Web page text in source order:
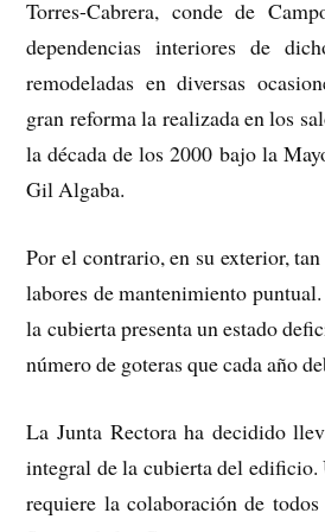
Torres-Cabrera, conde de
dependencias interiores de
remodeladas en diversas
gran reforma la realizada en los
la década de los 2000 bajo la
Gil Algaba.
Por el contrario, en su exterior,
labores de mantenimiento
la cubierta presenta un estado
número de goteras que cada año
La Junta Rectora ha decidido
integral de la cubierta del edificio.
requiere la colaboración de